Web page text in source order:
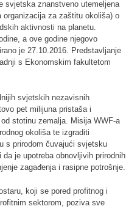
svjetska znanstveno utemeljena
za zaštitu okoliša) o
aktivnosti na planetu.
a ove godine njegovo
je 27.10.2016. Predstavljanje
s Ekonomskim fakultetom
svjetskih nezavisnih
pet milijuna pristaša i
stotinu zemalja. Misija WWF-a
okoliša te izgraditi
s prirodom čuvajući svjetsku
je upotreba obnovljivih prirodnih
zagađenja i rasipne potrošnje.
koji se pored profitnog i
sektorom, poziva sve